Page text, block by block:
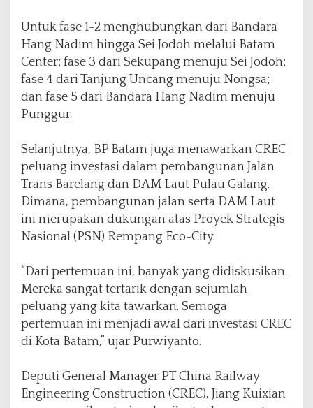
Untuk fase 1-2 menghubungkan dari Bandara
Hang Nadim hingga Sei Jodoh melalui Batam
Center; fase 3 dari Sekupang menuju Sei Jodoh;
fase 4 dari Tanjung Uncang menuju Nongsa;
dan fase 5 dari Bandara Hang Nadim menuju
Punggur.
Selanjutnya, BP Batam juga menawarkan CREC
peluang investasi dalam pembangunan Jalan
Trans Barelang dan DAM Laut Pulau Galang.
Dimana, pembangunan jalan serta DAM Laut
ini merupakan dukungan atas Proyek Strategis
Nasional (PSN) Rempang Eco-City.
“Dari pertemuan ini, banyak yang didiskusikan.
Mereka sangat tertarik dengan sejumlah
peluang yang kita tawarkan. Semoga
pertemuan ini menjadi awal dari investasi CREC
di Kota Batam,” ujar Purwiyanto.
Deputi General Manager PT China Railway
Engineering Construction (CREC), Jiang Kuixian